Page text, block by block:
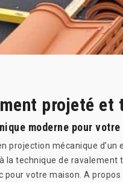
projeté et
moderne pour
projection mécanique
la technique de
votre maison. A